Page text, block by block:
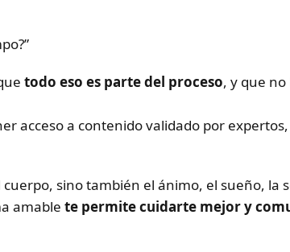
todo eso es parte del proceso, y que
acceso a contenido validado por
sino también el ánimo, el sueño, la
amable te permite cuidarte mejor y